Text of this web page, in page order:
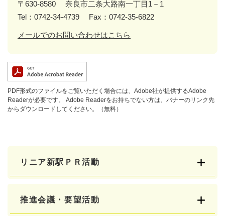
〒630-8580
奈良市二条大路南一丁目1－1
Tel：0742-34-4739
Fax：0742-35-6822
メールでのお問い合わせはこちら
PDF形式のファイルをご覧いただく場合には、Adobe社が提供するAdobe
Readerが必要です。
Adobe Readerをお持ちでない方は、バナーのリンク先
からダウンロードしてください。（無料）
リニア新駅ＰＲ活動
推進会議・要望活動